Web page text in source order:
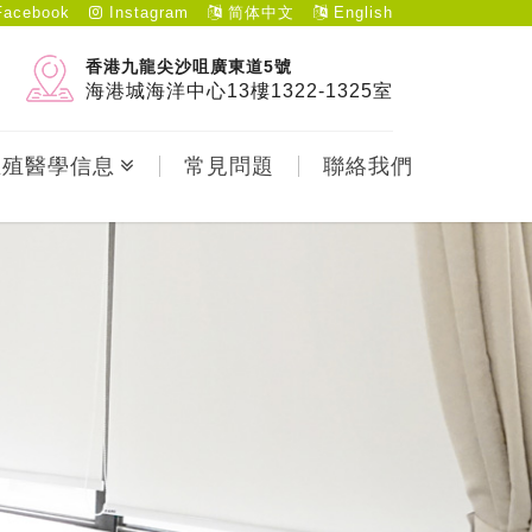
Instagram 简体中文 English
香港九龍尖沙咀廣東道5號
海港城海洋中心13樓1322-1325室
醫學信息 常見問題 聯絡我們